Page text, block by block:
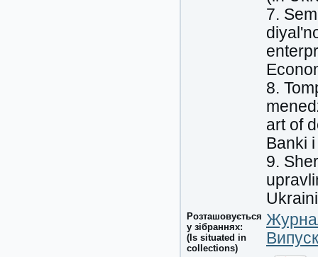
7.
8.
art of
Banki
9.
Розташовується
у зібраннях:
(Is situated in
collections)